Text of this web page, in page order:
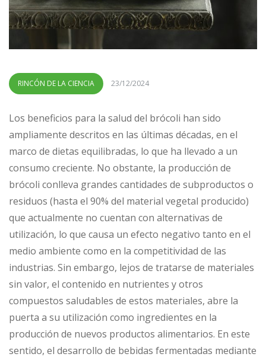
RINCÓN DE LA CIENCIA 23/12/2024
Los beneficios para la salud del brócoli han sido
ampliamente descritos en las últimas décadas, en el
marco de dietas equilibradas, lo que ha llevado a un
consumo creciente. No obstante, la producción de
brócoli conlleva grandes cantidades de subproductos o
residuos (hasta el 90% del material vegetal producido)
que actualmente no cuentan con alternativas de
utilización, lo que causa un efecto negativo tanto en el
medio ambiente como en la competitividad de las
industrias. Sin embargo, lejos de tratarse de materiales
sin valor, el contenido en nutrientes y otros
compuestos saludables de estos materiales, abre la
puerta a su utilización como ingredientes en la
producción de nuevos productos alimentarios. En este
sentido, el desarrollo de bebidas fermentadas mediante